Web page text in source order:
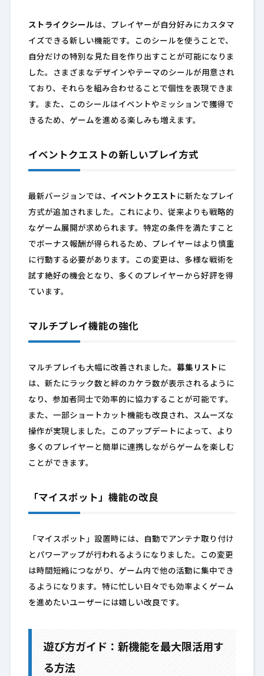
ストライクシールは、プレイヤーが自分好みにカスタマ
イズできる新しい機能です。このシールを使うことで、
自分だけの特別な見た目を作り出すことが可能になりま
した。さまざまなデザインやテーマのシールが用意され
ており、それらを組み合わせることで個性を表現できま
す。また、このシールはイベントやミッションで獲得で
きるため、ゲームを進める楽しみも増えます。
イベントクエストの新しいプレイ方式
最新バージョンでは、 イベントクエスト に新たなプレイ
方式が追加されました。これにより、従来よりも戦略的
なゲーム展開が求められます。特定の条件を満たすこと
でボーナス報酬が得られるため、プレイヤーはより慎重
に行動する必要があります。この変更は、多様な戦術を
試す絶好の機会となり、多くのプレイヤーから好評を得
ています。
マルチプレイ機能の強化
マルチプレイも大幅に改善されました。 募集リスト に
は、新たにラック数と絆のカケラ数が表示されるように
なり、参加者同士で効率的に協力することが可能です。
また、一部ショートカット機能も改良され、スムーズな
操作が実現しました。このアップデートによって、より
多くのプレイヤーと簡単に連携しながらゲームを楽しむ
ことができます。
「マイスポット」機能の改良
「マイスポット」設置時には、自動でアンテナ取り付け
とパワーアップが行われるようになりました。この変更
は時間短縮につながり、ゲーム内で他の活動に集中でき
るようになります。特に忙しい日々でも効率よくゲーム
を進めたいユーザーには嬉しい改良です。
遊び方ガイド：新機能を最大限活用す
る方法